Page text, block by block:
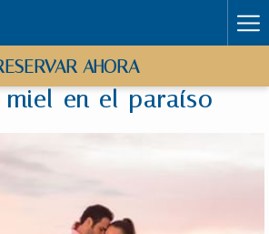
AHORA
en el paraíso